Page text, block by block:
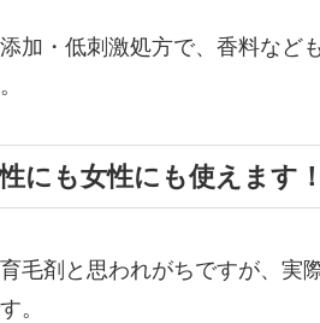
加・低刺激処方で、香料など
にも女性にも使えます！
毛剤と思われがちですが、実
。